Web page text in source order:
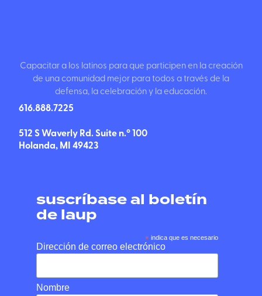
Capacitar a los latinos para que participen en la creación
de una comunidad mejor para todos a través de la
defensa, la celebración y la educación.
616.888.7225
512 S Waverly Rd. Suite n.º 100
Holanda, MI 49423
suscríbase al boletín
de laup
*indica que es necesario
Dirección de correo electrónico
Nombre